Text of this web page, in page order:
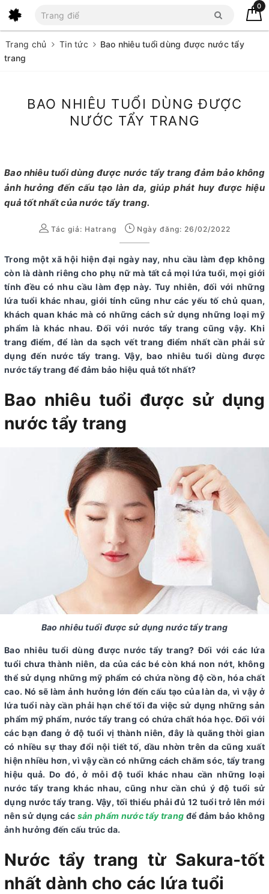
0
Trang chủ Tin tức
Bao nhiêu tuổi dùng được nước tẩy
trang
BAO NHIÊU TUỔI DÙNG ĐƯỢC
NƯỚC TẨY TRANG
Bao nhiêu tuổi dùng được nước tẩy trang đảm bảo không
ảnh hưởng đến cấu tạo làn da, giúp phát huy được hiệu
quả tốt nhất của nước tẩy trang.
Tác giả: Hatrang Ngày đăng: 26/02/2022
Trong một xã hội hiện đại ngày nay, nhu cầu làm đẹp không
còn là dành riêng cho phụ nữ mà tất cả mọi lứa tuổi, mọi giới
tính đều có nhu cầu làm đẹp này. Tuy nhiên, đối với những
lứa tuổi khác nhau, giới tính cũng như các yếu tố chủ quan,
khách quan khác mà có những cách sử dụng những loại mỹ
phẩm là khác nhau. Đối với nước tẩy trang cũng vậy. Khi
trang điểm, để làn da sạch vết trang điểm nhất cần phải sử
dụng đến nước tẩy trang. Vậy, bao nhiêu tuổi dùng được
nước tẩy trang để đảm bảo hiệu quả tốt nhất?
Bao nhiêu tuổi được sử dụng
nước tẩy trang
Bao nhiêu tuổi được sử dụng nước tẩy trang
Bao nhiêu tuổi dùng được nước tẩy trang? Đối với các lứa
tuổi chưa thành niên, da của các bé còn khá non nớt, không
thể sử dụng những mỹ phẩm có chứa nồng độ cồn, hóa chất
cao. Nó sẽ làm ảnh hưởng lớn đến cấu tạo của làn da, vì vậy ở
lứa tuổi này cần phải hạn chế tối đa việc sử dụng những sản
phẩm mỹ phẩm, nước tẩy trang có chứa chất hóa học. Đối với
các bạn đang ở độ tuổi vị thành niên, đây là quãng thời gian
có nhiều sự thay đổi nội tiết tố, dầu nhờn trên da cũng xuất
hiện nhiều hơn, vì vậy cần có những cách chăm sóc, tẩy trang
hiệu quả. Do đó, ở mỗi độ tuổi khác nhau cần những loại
nước tẩy trang khác nhau, cũng như cần chú ý độ tuổi sử
dụng nước tẩy trang. Vậy, tối thiểu phải đủ 12 tuổi trở lên mới
nên sử dụng các sản phẩm nước tẩy trang để đảm bảo không
ảnh hưởng đến cấu trúc da.
Nước tẩy trang từ Sakura-tốt
nhất dành cho các lứa tuổi